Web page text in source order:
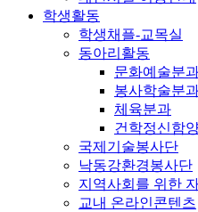
학생활동
학생채플-교목실
동아리활동
문화예술분
봉사학술분
체육분과
건학정신함
국제기술봉사단
낙동강환경봉사단
지역사회를 위한
교내 온라인콘텐츠